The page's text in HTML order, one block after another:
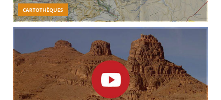
CARTOTHÉQUES